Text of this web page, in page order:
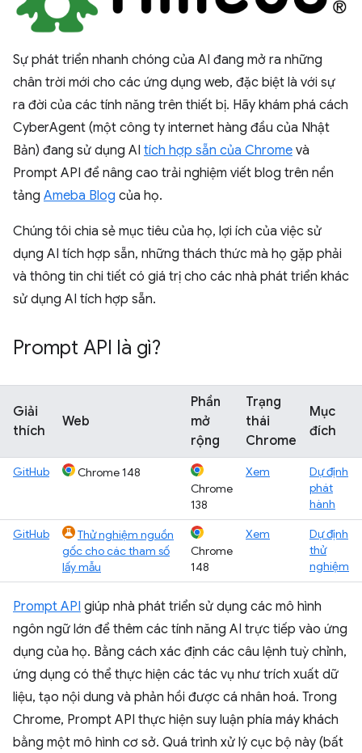
Sự phát triển nhanh chóng của AI đang mở ra những
chân trời mới cho các ứng dụng web, đặc biệt là với sự
ra đời của các tính năng trên thiết bị. Hãy khám phá cách
CyberAgent (một công ty internet hàng đầu của Nhật
Bản) đang sử dụng AI tích hợp sẵn của Chrome và
Prompt API để nâng cao trải nghiệm viết blog trên nền
tảng Ameba Blog của họ.
Chúng tôi chia sẻ mục tiêu của họ, lợi ích của việc sử
dụng AI tích hợp sẵn, những thách thức mà họ gặp phải
và thông tin chi tiết có giá trị cho các nhà phát triển khác
sử dụng AI tích hợp sẵn.
Prompt API là gì?
Giải
thích
Web
Phần
mở
rộng
Trạng
thái
Chrome
Mục
đích
GitHub
Chrome 148
Chrome
138
Xem
Dự định
phát
hành
GitHub
Thử nghiệm nguồn
gốc cho các tham số
lấy mẫu
Chrome
148
Xem
Dự định
thử
nghiệm
Prompt API giúp nhà phát triển sử dụng các mô hình
ngôn ngữ lớn để thêm các tính năng AI trực tiếp vào ứng
dụng của họ. Bằng cách xác định các câu lệnh tuỳ chỉnh,
ứng dụng có thể thực hiện các tác vụ như trích xuất dữ
liệu, tạo nội dung và phản hồi được cá nhân hoá. Trong
Chrome, Prompt API thực hiện suy luận phía máy khách
bằng một mô hình cơ sở. Quá trình xử lý cục bộ này (bất